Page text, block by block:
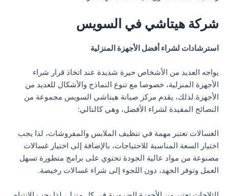
شركة هيتاشي في السويس
استرشادات لشراء أفضل الأجهزة المنزلية
يواجه العديد من الأشخاص حيرة شديدة عند اتخاذ قرار شراء
الأجهزة المنزلية، خصوصا مع تنوع النماذج والأشكال للعديد من
الأجهزة.لذلك، يقدم مركز صيانة هيتاشي السويس مجموعة من
النصائح المفيدة لشراء الأفضل، وهي كالتالي:
الغسالات تعتبر مهمة في تنظيف الملابس والمفروشات، لذا يجب
اختيار السعة المناسبة للاحتياجات، بالإضافة إلى اختيار غسالات
مصنوعة من مواد عالية الجودة تحتوي على برامج متطورة تسهل
العمل وتوفر الجهد، دون اللجوء إلى شراء غسالات رخيصة.